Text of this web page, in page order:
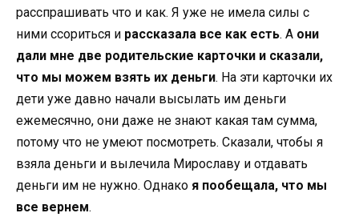
расспрашивать что и как. Я уже не имела силы с
ними ссориться и рассказала все как есть. А они
дали мне две родительские карточки и сказали,
что мы можем взять их деньги. На эти карточки их
дети уже давно начали высылать им деньги
ежемесячно, они даже не знают какая там сумма,
потому что не умеют посмотреть. Сказали, чтобы я
взяла деньги и вылечила Мирославу и отдавать
деньги им не нужно. Однако я пообещала, что мы
все вернем.